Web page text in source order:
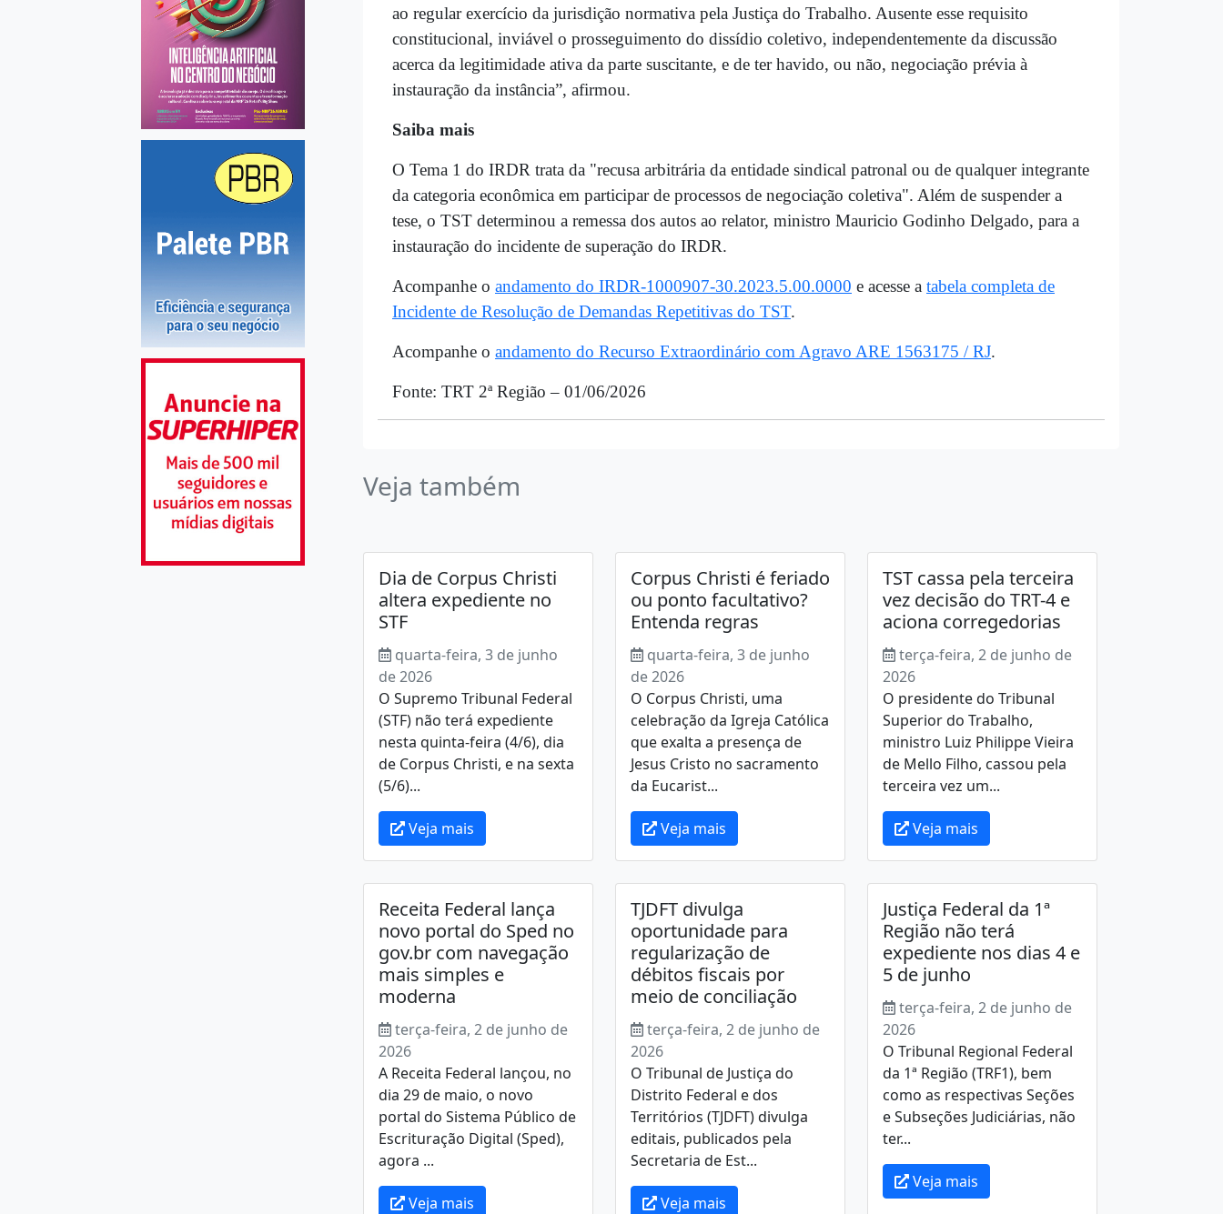
ao regular exercício da jurisdição normativa pela Justiça do Trabalho. Ausente esse requisito
constitucional, inviável o prosseguimento do dissídio coletivo, independentemente da discussão
acerca da legitimidade ativa da parte suscitante, e de ter havido, ou não, negociação prévia à
instauração da instância”, afirmou.
Saiba mais
O Tema 1 do IRDR trata da "recusa arbitrária da entidade sindical patronal ou de qualquer integrante
da categoria econômica em participar de processos de negociação coletiva". Além de suspender a
tese, o TST determinou a remessa dos autos ao relator, ministro Mauricio Godinho Delgado, para a
instauração do incidente de superação do IRDR.
Acompanhe o andamento do IRDR-1000907-30.2023.5.00.0000 e acesse a tabela completa de
Incidente de Resolução de Demandas Repetitivas do TST.
Acompanhe o andamento do Recurso Extraordinário com Agravo ARE 1563175 / RJ.
Fonte: TRT 2ª Região – 01/06/2026
Veja também
Dia de Corpus Christi
altera expediente no
STF
quarta-feira, 3 de junho
de 2026
O Supremo Tribunal Federal
(STF) não terá expediente
nesta quinta-feira (4/6), dia
de Corpus Christi, e na sexta
(5/6)...
Veja mais
Corpus Christi é feriado
ou ponto facultativo?
Entenda regras
quarta-feira, 3 de junho
de 2026
O Corpus Christi, uma
celebração da Igreja Católica
que exalta a presença de
Jesus Cristo no sacramento
da Eucarist...
Veja mais
TST cassa pela terceira
vez decisão do TRT-4 e
aciona corregedorias
terça-feira, 2 de junho de
2026
O presidente do Tribunal
Superior do Trabalho,
ministro Luiz Philippe Vieira
de Mello Filho, cassou pela
terceira vez um...
Veja mais
Receita Federal lança
novo portal do Sped no
gov.br com navegação
mais simples e
moderna
terça-feira, 2 de junho de
2026
A Receita Federal lançou, no
dia 29 de maio, o novo
portal do Sistema Público de
Escrituração Digital (Sped),
agora ...
Veja mais
TJDFT divulga
oportunidade para
regularização de
débitos fiscais por
meio de conciliação
terça-feira, 2 de junho de
2026
O Tribunal de Justiça do
Distrito Federal e dos
Territórios (TJDFT) divulga
editais, publicados pela
Secretaria de Est...
Veja mais
Justiça Federal da 1ª
Região não terá
expediente nos dias 4 e
5 de junho
terça-feira, 2 de junho de
2026
O Tribunal Regional Federal
da 1ª Região (TRF1), bem
como as respectivas Seções
e Subseções Judiciárias, não
ter...
Veja mais